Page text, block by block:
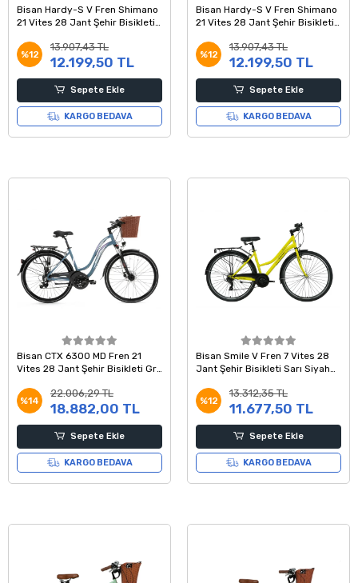
Bisan Hardy-S V Fren Shimano
21 Vites 28 Jant Şehir Bisikleti
%12
13.907,43 TL
12.199,50 TL
Sepete Ekle
KARGO BEDAVA
Bisan Hardy-S V Fren Shimano
21 Vites 28 Jant Şehir Bisikleti
%12
13.907,43 TL
12.199,50 TL
Sepete Ekle
KARGO BEDAVA
Bisan CTX 6300 MD Fren 21
Vites 28 Jant Şehir Bisikleti Gri
%14
22.006,29 TL
18.882,00 TL
Sepete Ekle
KARGO BEDAVA
Bisan Smile V Fren 7 Vites 28
Jant Şehir Bisikleti Sarı Siyah
%12
13.312,35 TL
11.677,50 TL
Sepete Ekle
KARGO BEDAVA